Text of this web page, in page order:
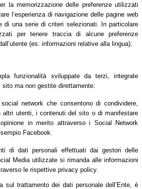
la memorizzazione delle preferenze utilizzati
l’esperienza di navigazione delle pagine web
di una serie di criteri selezionati. In particolare
per tenere traccia di alcune preferenze
(es: informazioni relative alla lingua);
funzionalità sviluppate da terzi, integrate
sito ma non gestite direttamente:
network che consentono di condividere,
altri utenti, i contenuti del sito o di manifestare
in merito attraverso i Social Network
Facebook.
di dati personali effettuati dai gestori delle
Media utilizzate si rimanda alle informazioni
le rispettive privacy policy.
sul trattamento dei dati personale dell’Ente, è